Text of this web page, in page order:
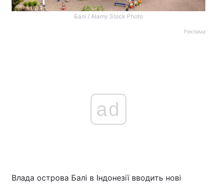
Балі / Alamy Stock Photo
Реклама
ad
Влада острова Балі в Індонезії вводить нові